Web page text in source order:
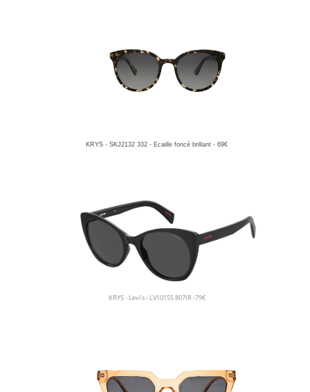
KRYS - SKJ2132 332 - Ecaille foncé brillant - 69€
KRYS - Levi's - LV1015S 807IR -79€